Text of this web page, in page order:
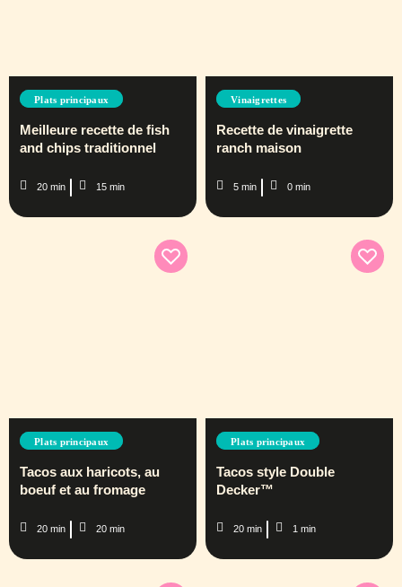
Plats principaux
Meilleure recette de fish
and chips traditionnel
20 min 15 min
Vinaigrettes
Recette de vinaigrette
ranch maison
5 min 0 min
Plats principaux
Tacos aux haricots, au
boeuf et au fromage
20 min 20 min
Plats principaux
Tacos style Double
Decker™
20 min 1 min